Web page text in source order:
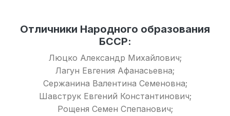
Отличники Народного образования
БССР:
Люцко Александр Михайлович;
Лагун Евгения Афанасьевна;
Сержанина Валентина Семеновна;
Шавструк Евгений Константинович;
Рощеня Семен Спепанович;